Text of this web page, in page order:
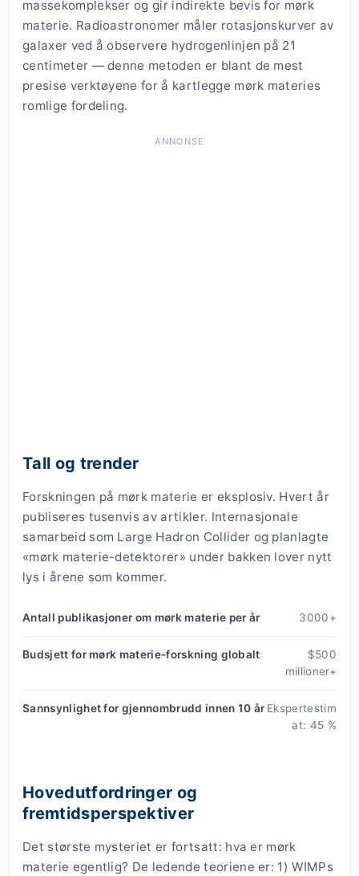
massekomplekser og gir indirekte bevis for mørk
materie. Radioastronomer måler rotasjonskurver av
galaxer ved å observere hydrogenlinjen på 21
centimeter — denne metoden er blant de mest
presise verktøyene for å kartlegge mørk materies
romlige fordeling.
ANNONSE
Tall og trender
Forskningen på mørk materie er eksplosiv. Hvert år
publiseres tusenvis av artikler. Internasjonale
samarbeid som Large Hadron Collider og planlagte
«mørk materie-detektorer» under bakken lover nytt
lys i årene som kommer.
Antall publikasjoner om mørk materie per år 3000+
Budsjett for mørk materie-forskning globalt
$500
millioner+
Sannsynlighet for gjennombrudd innen 10 år Ekspertestim
at: 45 %
Hovedutfordringer og
fremtidsperspektiver
Det største mysteriet er fortsatt: hva er mørk
materie egentlig? De ledende teoriene er: 1) WIMPs